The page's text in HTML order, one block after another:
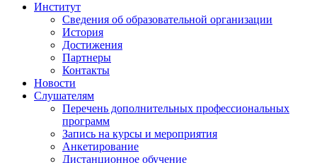
Институт
Сведения об образовательной организации
История
Достижения
Партнеры
Контакты
Новости
Слушателям
Перечень дополнительных профессиональных
программ
Запись на курсы и мероприятия
Анкетирование
Дистанционное обучение